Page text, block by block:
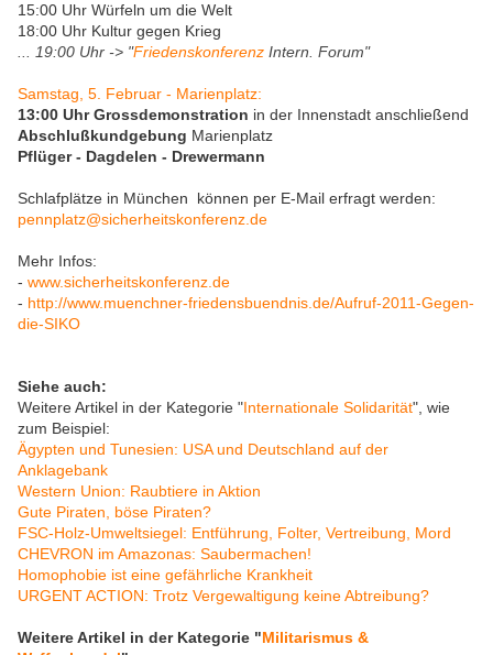
15:00 Uhr Würfeln um die Welt
18:00 Uhr Kultur gegen Krieg
... 19:00 Uhr -> "Friedenskonferenz Intern. Forum"
Samstag, 5. Februar - Marienplatz:
13:00 Uhr Grossdemonstration in der Innenstadt anschließend
Abschlußkundgebung Marienplatz
Pflüger - Dagdelen - Drewermann
Schlafplätze in München können per E-Mail erfragt werden:
pennplatz@sicherheitskonferenz.de
Mehr Infos:
- www.sicherheitskonferenz.de
- http://www.muenchner-friedensbuendnis.de/Aufruf-2011-Gegen-
die-SIKO
Siehe auch:
Weitere Artikel in der Kategorie "Internationale Solidarität", wie
zum Beispiel:
Ägypten und Tunesien: USA und Deutschland auf der
Anklagebank
Western Union: Raubtiere in Aktion
Gute Piraten, böse Piraten?
FSC-Holz-Umweltsiegel: Entführung, Folter, Vertreibung, Mord
CHEVRON im Amazonas: Saubermachen!
Homophobie ist eine gefährliche Krankheit
URGENT ACTION: Trotz Vergewaltigung keine Abtreibung?
Weitere Artikel in der Kategorie "Militarismus &